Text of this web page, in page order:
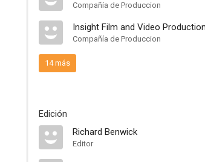
Compañía de Produccion
Insight Film and Video Production
Compañía de Produccion
14 más
Edición
Richard Benwick
Editor